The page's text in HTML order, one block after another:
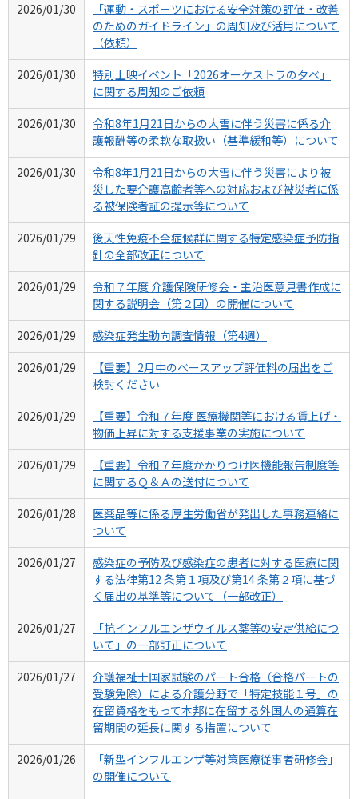
2026/01/30
「運動・スポーツにおける安全対策の評価・改善
のためのガイドライン」の周知及び活用について
（依頼）
2026/01/30
特別上映イベント「2026オーケストラの夕べ」
に関する周知のご依頼
2026/01/30
令和8年1月21日からの大雪に伴う災害に係る介
護報酬等の柔軟な取扱い（基準緩和等）について
2026/01/30
令和8年1月21日からの大雪に伴う災害により被
災した要介護高齢者等への対応および被災者に係
る被保険者証の提示等について
2026/01/29
後天性免疫不全症候群に関する特定感染症予防指
針の全部改正について
2026/01/29
令和７年度 介護保険研修会・主治医意見書作成に
関する説明会（第２回）の開催について
2026/01/29
感染症発生動向調査情報（第4週）
2026/01/29
【重要】2月中のベースアップ評価料の届出をご
検討ください
2026/01/29
【重要】令和７年度 医療機関等における賃上げ・
物価上昇に対する支援事業の実施について
2026/01/29
【重要】令和７年度かかりつけ医機能報告制度等
に関するＱ＆Ａの送付について
2026/01/28
医薬品等に係る厚生労働省が発出した事務連絡に
ついて
2026/01/27
感染症の予防及び感染症の患者に対する医療に関
する法律第12 条第１項及び第14 条第２項に基づ
く届出の基準等について（一部改正）
2026/01/27
「抗インフルエンザウイルス薬等の安定供給につ
いて」の一部訂正について
2026/01/27
介護福祉士国家試験のパート合格（合格パートの
受験免除）による介護分野で「特定技能１号」の
在留資格をもって本邦に在留する外国人の通算在
留期間の延長に関する措置について
2026/01/26
「新型インフルエンザ等対策医療従事者研修会」
の開催について